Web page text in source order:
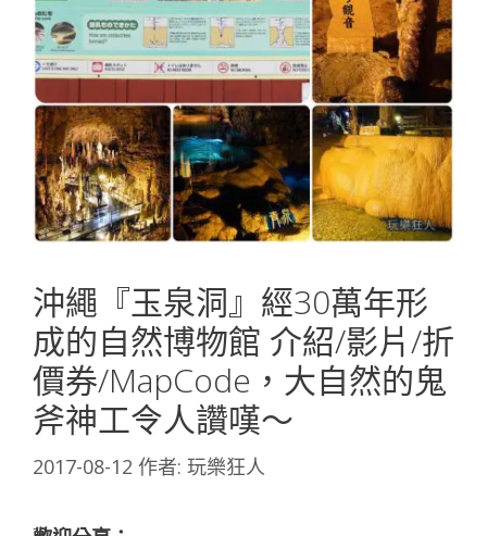
沖繩『玉泉洞』經30萬年形
成的自然博物館 介紹/影片/折
價券/MapCode，大自然的鬼
斧神工令人讚嘆～
2017-08-12 作者: 玩樂狂人